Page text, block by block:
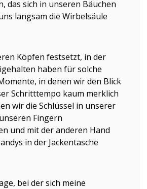
das sich in unseren Bäuchen
langsam die Wirbelsäule
Köpfen festsetzt, in der
haben für solche
in denen wir den Blick
Schritttempo kaum merklich
wir die Schlüssel in unserer
Fingern
und mit der anderen Hand
in der Jackentasche
bei der sich meine